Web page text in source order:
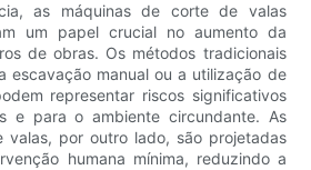
as máquinas de corte de valas
um papel crucial no aumento da
de obras. Os métodos tradicionais
escavação manual ou a utilização de
representar riscos significativos
e para o ambiente circundante. As
valas, por outro lado, são projetadas
humana mínima, reduzindo a